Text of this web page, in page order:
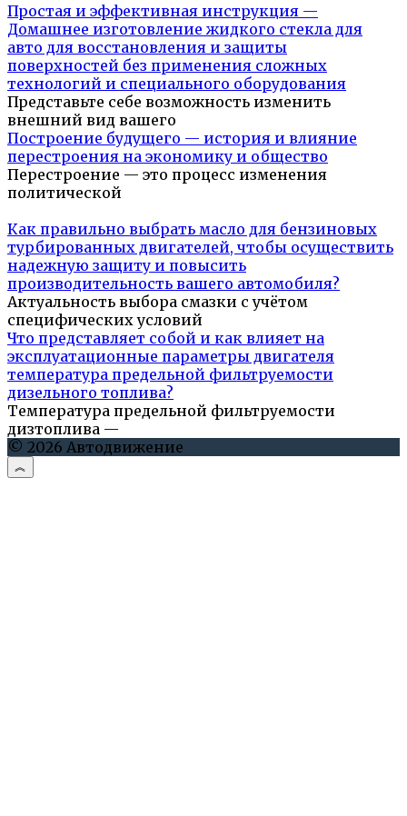
Простая и эффективная инструкция —
Домашнее изготовление жидкого стекла для
авто для восстановления и защиты
поверхностей без применения сложных
технологий и специального оборудования
Представьте себе возможность изменить
внешний вид вашего
Построение будущего — история и влияние
перестроения на экономику и общество
Перестроение — это процесс изменения
политической
Как правильно выбрать масло для бензиновых
турбированных двигателей, чтобы осуществить
надежную защиту и повысить
производительность вашего автомобиля?
Актуальность выбора смазки с учётом
специфических условий
Что представляет собой и как влияет на
эксплуатационные параметры двигателя
температура предельной фильтруемости
дизельного топлива?
Температура предельной фильтруемости
дизтоплива —
© 2026 Автодвижение